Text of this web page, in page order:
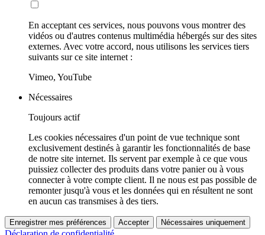
En acceptant ces services, nous pouvons vous montrer des
vidéos ou d'autres contenus multimédia hébergés sur des sites
externes. Avec votre accord, nous utilisons les services tiers
suivants sur ce site internet :
Vimeo, YouTube
Nécessaires
Toujours actif
Les cookies nécessaires d'un point de vue technique sont
exclusivement destinés à garantir les fonctionnalités de base
de notre site internet. Ils servent par exemple à ce que vous
puissiez collecter des produits dans votre panier ou à vous
connecter à votre compte client. Il ne nous est pas possible de
remonter jusqu'à vous et les données qui en résultent ne sont
en aucun cas transmises à des tiers.
Enregistrer mes préférences Accepter Nécessaires uniquement